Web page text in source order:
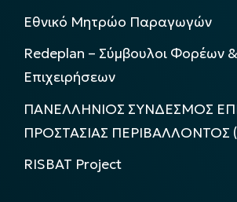
Εθνικό Μητρώο Παραγωγών
Redeplan – Σύμβουλοι Φορέων &
Επιχειρήσεων
ΠΑΝΕΛΛΗΝΙΟΣ ΣΥΝΔΕΣΜΟΣ
ΠΡΟΣΤΑΣΙΑΣ ΠΕΡΙΒΑΛΛΟΝΤΟΣ
RISBAT Project